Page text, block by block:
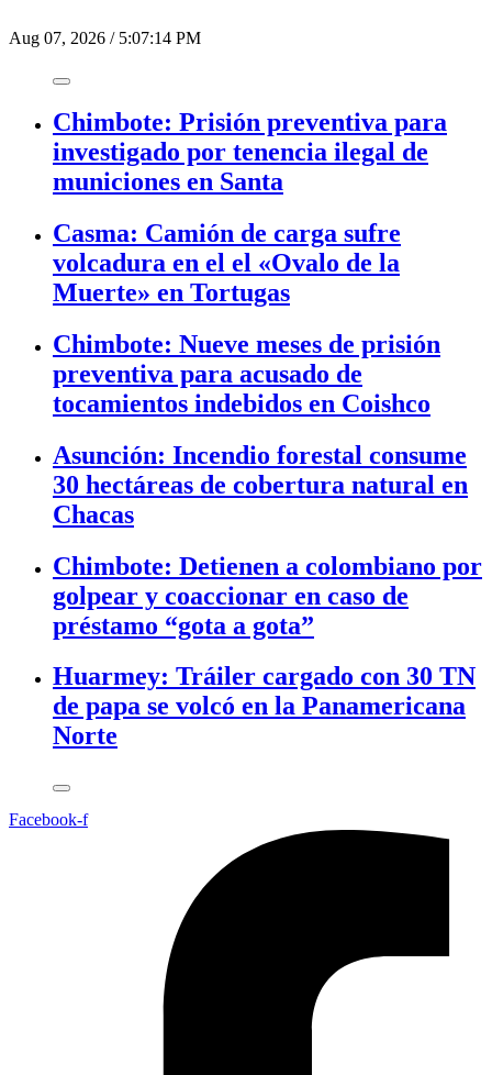
Aug 07, 2026 / 5:07:14 PM
Chimbote: Prisión preventiva para
investigado por tenencia ilegal de
municiones en Santa
Casma: Camión de carga sufre
volcadura en el el «Ovalo de la
Muerte» en Tortugas
Chimbote: Nueve meses de prisión
preventiva para acusado de
tocamientos indebidos en Coishco
Asunción: Incendio forestal consume
30 hectáreas de cobertura natural en
Chacas
Chimbote: Detienen a colombiano por
golpear y coaccionar en caso de
préstamo “gota a gota”
Huarmey: Tráiler cargado con 30 TN
de papa se volcó en la Panamericana
Norte
Facebook-f